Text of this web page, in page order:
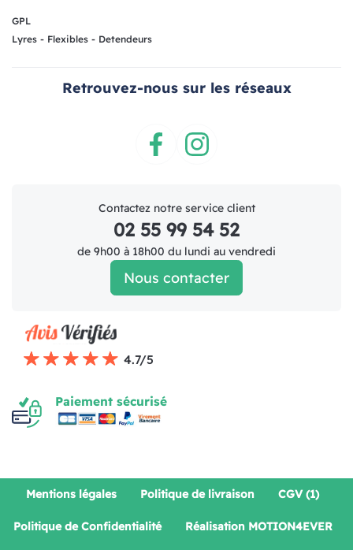
GPL
Lyres - Flexibles - Detendeurs
Retrouvez-nous sur les réseaux
Contactez notre service client
02 55 99 54 52
de 9h00 à 18h00 du lundi au vendredi
Nous contacter
4.7/5
Paiement sécurisé
Mentions légales Politique de livraison CGV (1)
Politique de Confidentialité Réalisation MOTION4EVER